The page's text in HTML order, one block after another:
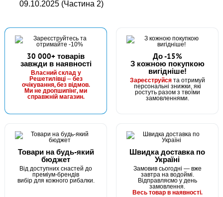
09.10.2025 (Частина 2)
30 000+ товарів
завжди в наявності
Власний склад у
Решетилівці — без
очікування, без відмов.
Ми не дропшипінг, ми
справжній магазин.
До -15%
З кожною покупкою
вигідніше!
Зареєструйсята отримуй
персональні знижки, які
ростуть разом з твоїми
замовленнями.
Товари на будь-який
бюджет
Від доступних снастей до
преміум-брендів
вибір для кожного рибалки.
Швидка доставка по
Україні
Замовив сьогодні — вже
завтра на водоймі.
Відправляємо у день
замовлення.
Весь товар в наявності.